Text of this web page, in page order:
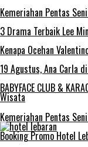
Kemeriahan Pentas
3 Drama Terbaik Lee
Kenapa Ocehan
19 Agustus, Ana Carla
BABYFACE CLUB &
Wisata
Kemeriahan Pentas
Booking Promo Hotel